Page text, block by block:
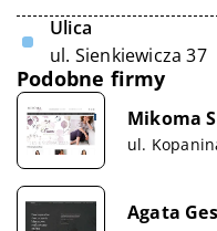
Ulica
ul. Sienkiewicza 37
Podobne firmy
Mikoma
ul.
Agata